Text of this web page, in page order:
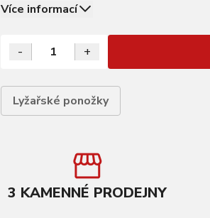
Více informací
- +
Lyžařské ponožky
3 KAMENNÉ PRODEJNY